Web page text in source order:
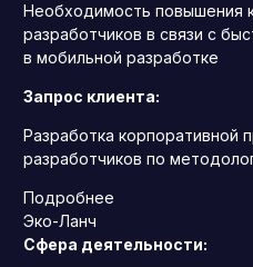
Необходимость повышения
разработчиков в связи с
в мобильной разработке
Запрос клиента:
Разработка корпоративной
разработчиков по
Подробнее
Эко-Ланч
Сфера деятельности: